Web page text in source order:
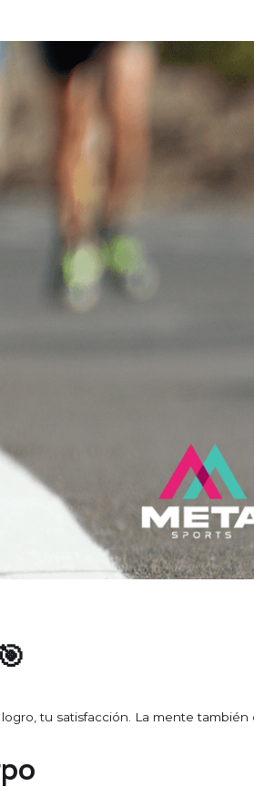
tu satisfacción. La mente también